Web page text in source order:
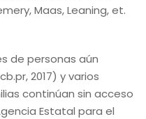
Maas, Leaning, et.
de personas aún
2017) y varios
continúan sin acceso
Estatal para el